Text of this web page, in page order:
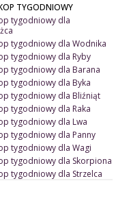
TYGODNIOWY
tygodniowy dla
tygodniowy dla Wodnika
tygodniowy dla Ryby
tygodniowy dla Barana
tygodniowy dla Byka
tygodniowy dla Bliźniąt
tygodniowy dla Raka
tygodniowy dla Lwa
tygodniowy dla Panny
tygodniowy dla Wagi
tygodniowy dla Skorpiona
tygodniowy dla Strzelca
A